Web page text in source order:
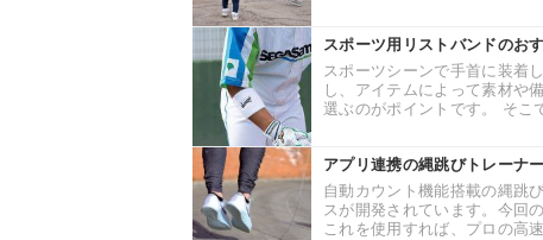
スポーツ用リストバンドのお
スポーツシーンで手首に装着
し、アイテムによって素材や
選ぶのがポイントです。 そこ
アプリ連携の縄跳びトレーナ
自動カウント機能搭載の縄跳
スが開発されています。今回
これを使用すれば、プロの高